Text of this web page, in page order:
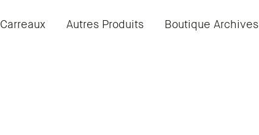
Carreaux Autres Produits Boutique Archives